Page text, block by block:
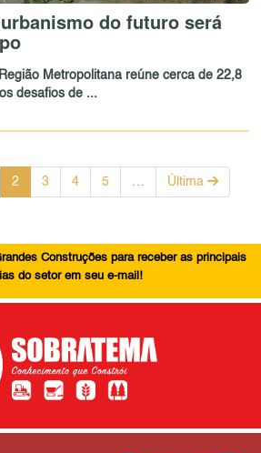
do futuro será
Metropolitana reúne cerca de 22,8
desafios de ...
2 3 4 5 … Última
Construções para receber as principais
do setor em seu e-mail!